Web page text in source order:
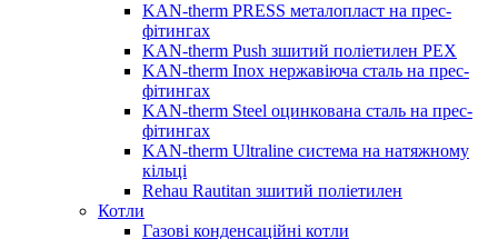
KAN-therm PRESS металопласт на прес-
фітингах
KAN-therm Push зшитий поліетилен PEX
KAN-therm Inox нержавіюча сталь на прес-
фітингах
KAN-therm Steel оцинкована сталь на прес-
фітингах
KAN-therm Ultraline система на натяжному
кільці
Rehau Rautitan зшитий поліетилен
Котли
Газові конденсаційні котли